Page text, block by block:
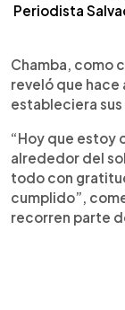
Periodista
Chamba, como
reveló que hace
estableciera
“Hoy que estoy
alrededor del
todo con
cumplido”,
recorren parte